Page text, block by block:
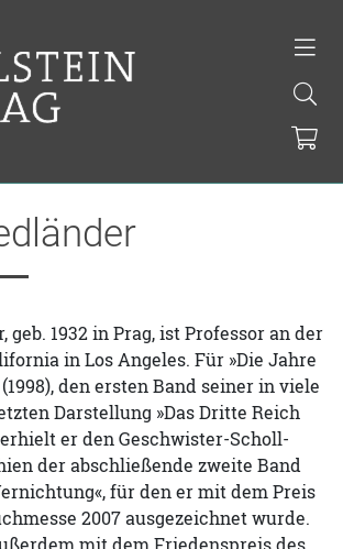
geb. 1932 in Prag, ist Professor an der
in Los Angeles. Für »Die Jahre
den ersten Band seiner in viele
Darstellung »Das Dritte Reich
er den Geschwister-Scholl-
der abschließende zweite Band
für den er mit dem Preis
2007 ausgezeichnet wurde.